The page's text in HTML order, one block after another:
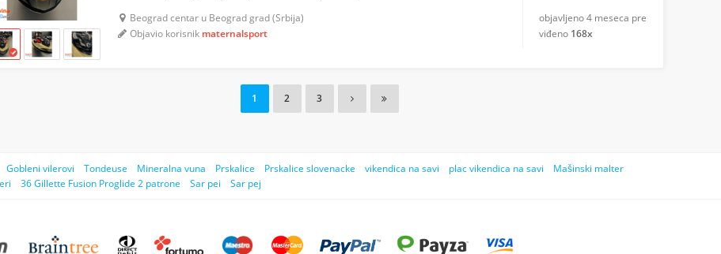
Beograd centar u Beograd grad (Srbija)
Objavio korisnik maternalsport
objavljeno4 meseca pre
viđeno 168x
1 2 3
Gobleni vilerovi Tondeuse Mineralna vuna Prskalice Prskalice slovenacke vikendica na savi plac vikendica na savi
Mašinski malter
36 Gillette Fusion Proglide 2 patrone Sar pei Sar pej